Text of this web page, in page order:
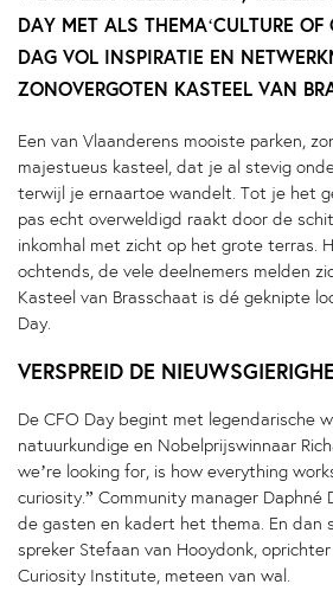
DAY MET ALS THEMA‘CULTURE OF
DAG VOL INSPIRATIE EN
ZONOVERGOTEN KASTEEL VAN
Een van Vlaanderens mooiste parken,
majestueus kasteel, dat je al stevig
terwijl je ernaartoe wandelt. Tot je het
pas echt overweldigd raakt door de
inkomhal met zicht op het grote terras.
ochtends, de vele deelnemers melden
Kasteel van Brasschaat is dé geknipte
Day.
VERSPREID DE
De CFO Day begint met legendarische
natuurkundige en Nobelprijswinnaar
we’re looking for, is how everything
curiosity.” Community manager Daphné
de gasten en kadert het thema. En dan
spreker Stefaan van Hooydonk,
Curiosity Institute, meteen van wal.